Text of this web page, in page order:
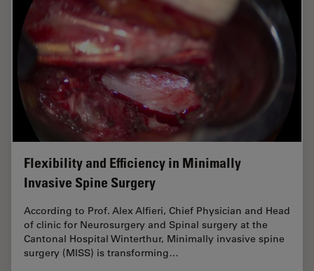
Flexibility and Efficiency in Minimally
Invasive Spine Surgery
According to Prof. Alex Alfieri, Chief Physician and Head
of clinic for Neurosurgery and Spinal surgery at the
Cantonal Hospital Winterthur, Minimally invasive spine
surgery (MISS) is transforming…